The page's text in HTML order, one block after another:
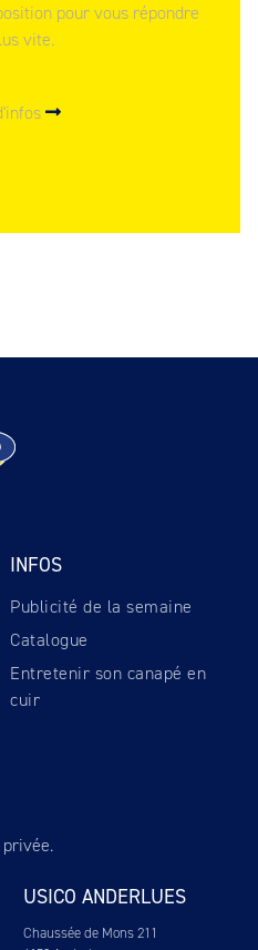
pour vous répondre
vite.
INFOS
Publicité de la semaine
Catalogue
Entretenir son canapé en
cuir
.
USICO ANDERLUES
Chaussée de Mons 211